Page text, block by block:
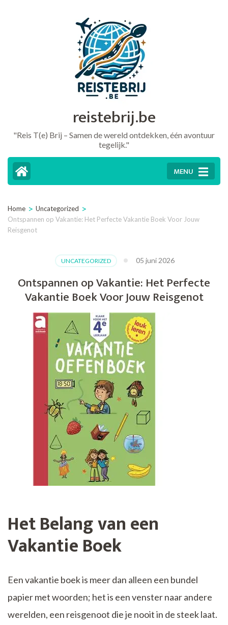
reistebrij.be
"Reis T(e) Brij – Samen de wereld ontdekken, één avontuur
tegelijk."
MENU
Home > Uncategorized >
Ontspannen op Vakantie: Het Perfecte Vakantie Boek Voor Jouw
Reisgenot
UNCATEGORIZED 05 juni 2026
Ontspannen op Vakantie: Het Perfecte
Vakantie Boek Voor Jouw Reisgenot
Het Belang van een
Vakantie Boek
Een vakantie boek is meer dan alleen een bundel
papier met woorden; het is een venster naar andere
werelden, een reisgenoot die je nooit in de steek laat.